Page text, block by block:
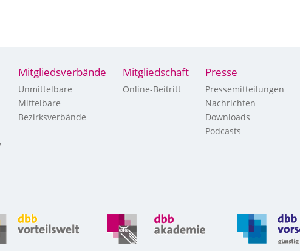
Mitgliedsverbände
Unmittelbare
Mittelbare
Bezirksverbände
Mitgliedschaft
Online-Beitritt
Presse
Pressemitteilungen
Nachrichten
Downloads
Podcasts